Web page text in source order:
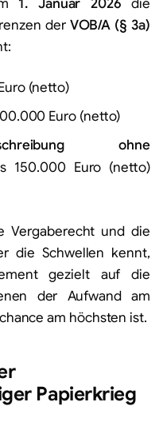
1. Januar 2026 die
der VOB/A (§ 3a)
(netto)
Euro (netto)
ohne
150.000 Euro (netto)
Vergaberecht und die
die Schwellen kennt,
gezielt auf die
der Aufwand am
am höchsten ist.
Papierkrieg